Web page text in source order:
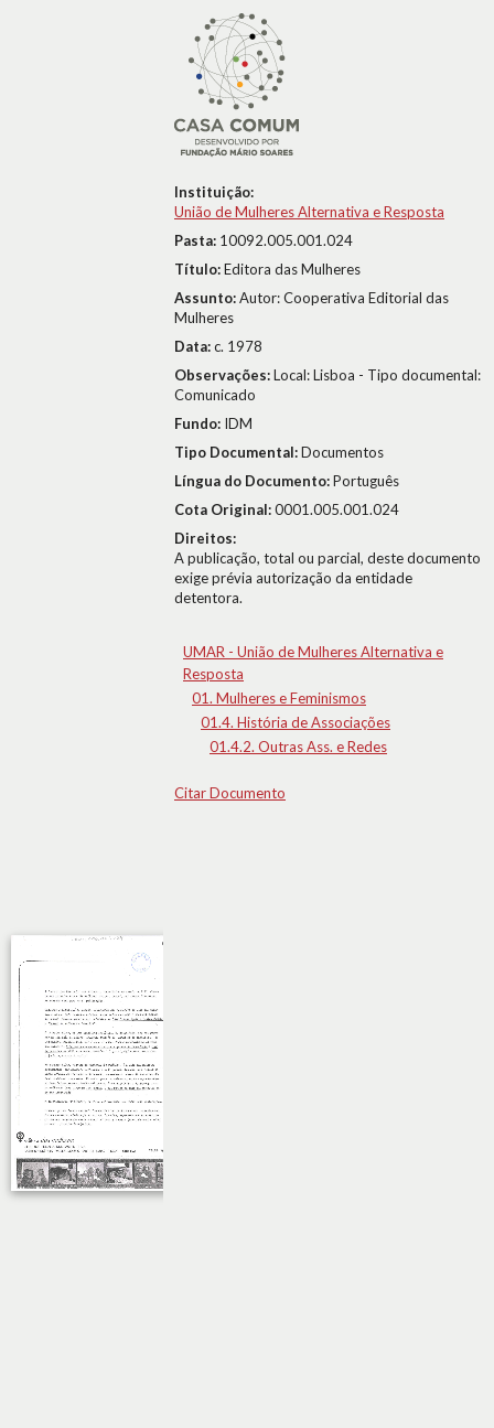
Instituição:
União de Mulheres Alternativa e Resposta
Pasta: 10092.005.001.024
Título:Editora das Mulheres
Assunto:Autor: Cooperativa Editorial das
Mulheres
Data:c. 1978
Observações:Local: Lisboa - Tipo documental:
Comunicado
Fundo: IDM
Tipo Documental:Documentos
Língua do Documento:Português
Cota Original:0001.005.001.024
Direitos:
A publicação, total ou parcial, deste documento
exige prévia autorização da entidade
detentora.
UMAR - União de Mulheres Alternativa e
Resposta
01. Mulheres e Feminismos
01.4. História de Associações
01.4.2. Outras Ass. e Redes
Citar Documento